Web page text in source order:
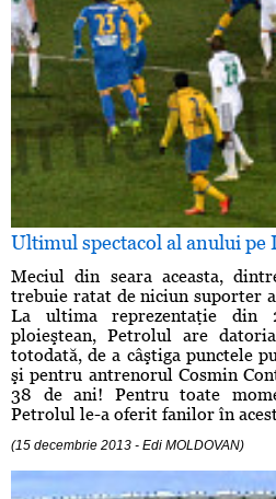
Ultimul spectacol al anului pe
Meciul din seara aceasta,
trebuie ratat de niciun suporter
La ultima reprezentaţie din
ploieştean, Petrolul are
totodată, de a câştiga punctele
şi pentru antrenorul Cosmin
38 de ani! Pentru toate
Petrolul le-a oferit fanilor în
(15 decembrie 2013 - Edi MOLDOVAN)